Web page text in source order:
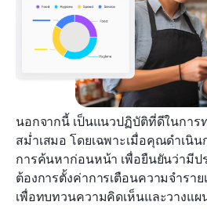
นอกจากนี้ เป็นแนวปฏิบัติที่ดีในการ
สม่ำเสมอ โดยเฉพาะเมื่อคุณดำเนิ
การค้นหาก่อนหน้า เพื่อยืนยันว่ามี
ต้องการตั้งค่าการเตือนความจำรา
เพื่อทบทวนความคิดเห็นและวางแ